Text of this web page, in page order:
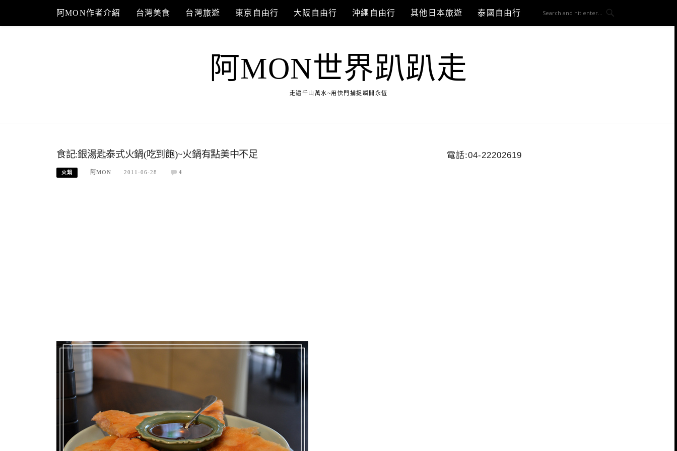
content
阿MON作者介紹 台灣美食 台灣旅遊 東京自由行 大阪自由行 沖繩自由行 其他日本旅遊 泰國自由行
阿MON世界趴趴走
走遍千山萬水~用快門捕捉瞬間永恆
食記:銀湯匙泰式火鍋(吃到飽)~火鍋有點美中不足
火鍋 阿MON 2011-06-28 4
電話:04-22202619